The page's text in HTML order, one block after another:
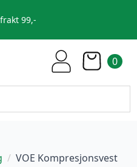
99,-
0
VOE Kompresjonsvest